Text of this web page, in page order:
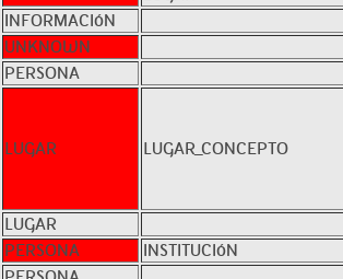
INFORMACIóN
UNKNOWN
PERSONA
LUGAR LUGAR_CONCEPTO
LUGAR
PERSONA
INSTITUCIóN